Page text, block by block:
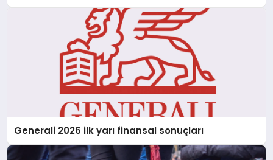
Generali 2026 ilk yarı finansal sonuçları